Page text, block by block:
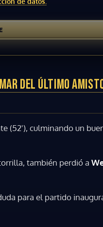
DEL ÚLTIMO
(52'), culminando un
también perdió a
para el partido